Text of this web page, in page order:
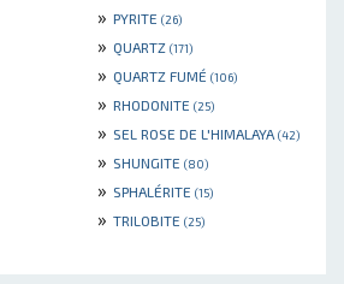
» PYRITE (26)
» QUARTZ (171)
» QUARTZ FUMÉ (106)
» RHODONITE (25)
» SEL ROSE DE L'HIMALAYA (42)
» SHUNGITE (80)
» SPHALÉRITE (15)
» TRILOBITE (25)